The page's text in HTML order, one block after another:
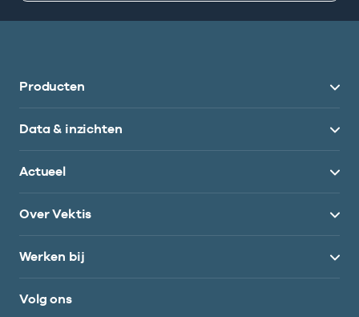
Producten
Data & inzichten
Actueel
Over Vektis
Werken bij
Volg ons